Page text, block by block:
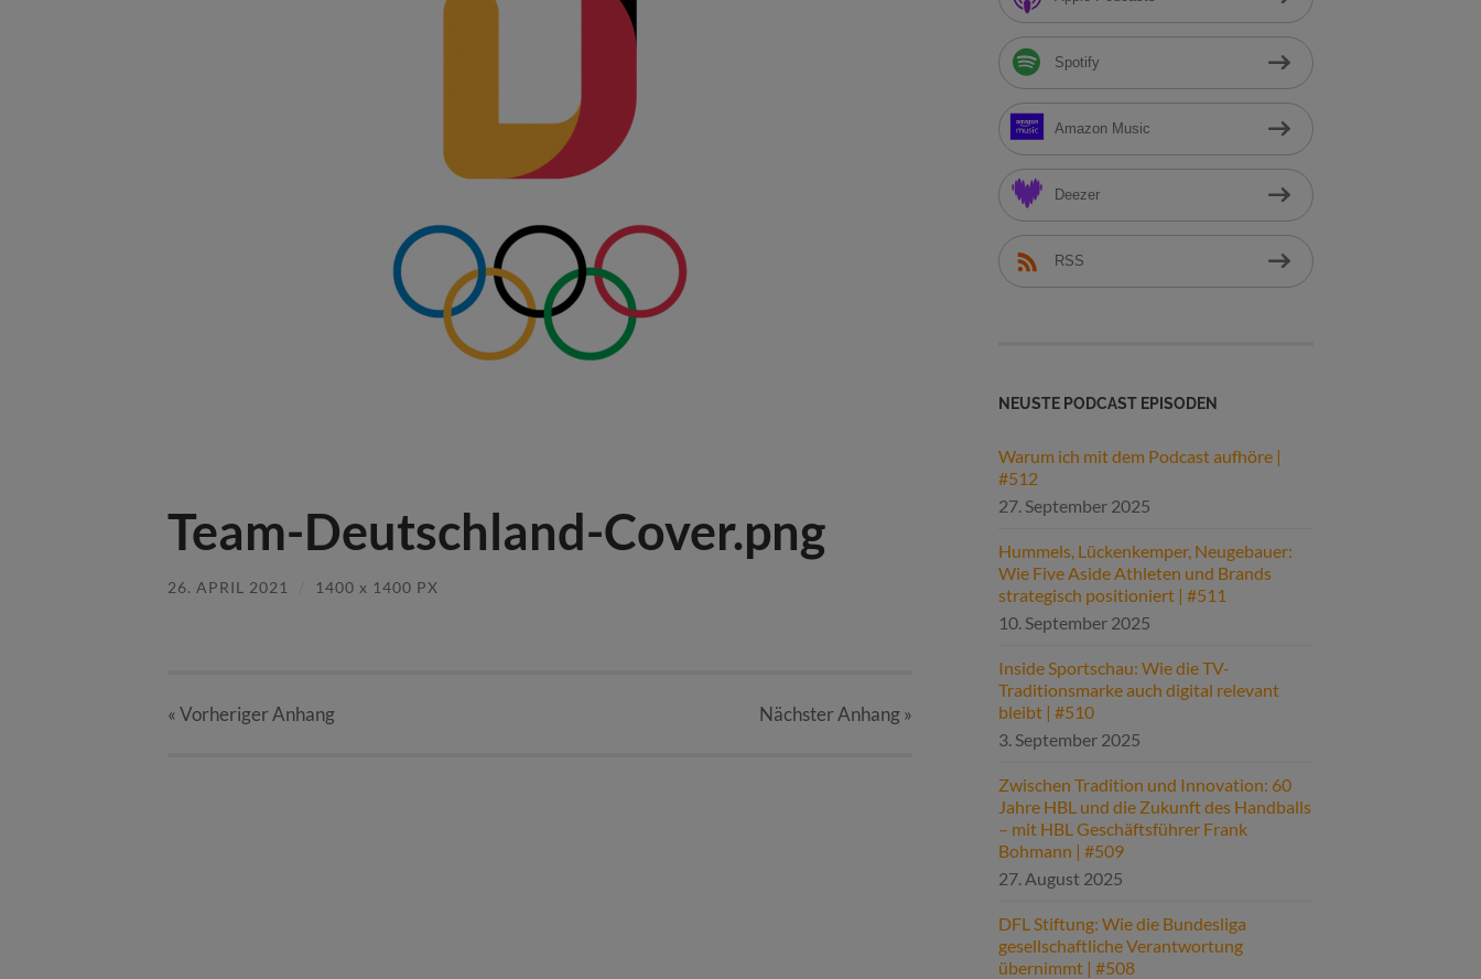
Team-Deutschland-Cover.png
26. APRIL 2021 1400 x 1400 PX
« VorherigerAnhang NächsterAnhang»
h
Spotify
Amazon Music
Deezer
RSS
NEUSTE PODCAST EPISODEN
Warum ich mit dem Podcast aufhöre |
#512
27. September 2025
Hummels, Lückenkemper, Neugebauer:
Wie Five Aside Athleten und Brands
strategisch positioniert | #511
10. September 2025
Inside Sportschau: Wie die TV-
Traditionsmarke auch digital relevant
bleibt | #510
3. September 2025
Zwischen Tradition und Innovation: 60
Jahre HBL und die Zukunft des Handballs
– mit HBL Geschäftsführer Frank
Bohmann | #509
27. August 2025
DFL Stiftung: Wie die Bundesliga
gesellschaftliche Verantwortung
übernimmt | #508